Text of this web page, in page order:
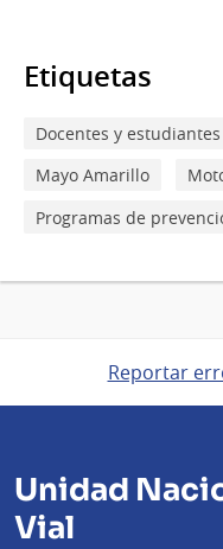
Etiquetas
Docentes y estudiantes
Mayo Amarillo
Programas de
Reportar
Unidad
Vial